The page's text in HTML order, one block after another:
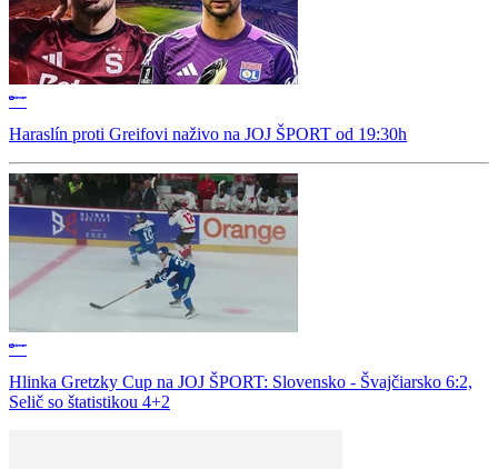
Haraslín proti Greifovi naživo na JOJ ŠPORT od 19:30h
Hlinka Gretzky Cup na JOJ ŠPORT: Slovensko - Švajčiarsko 6:2,
Selič so štatistikou 4+2